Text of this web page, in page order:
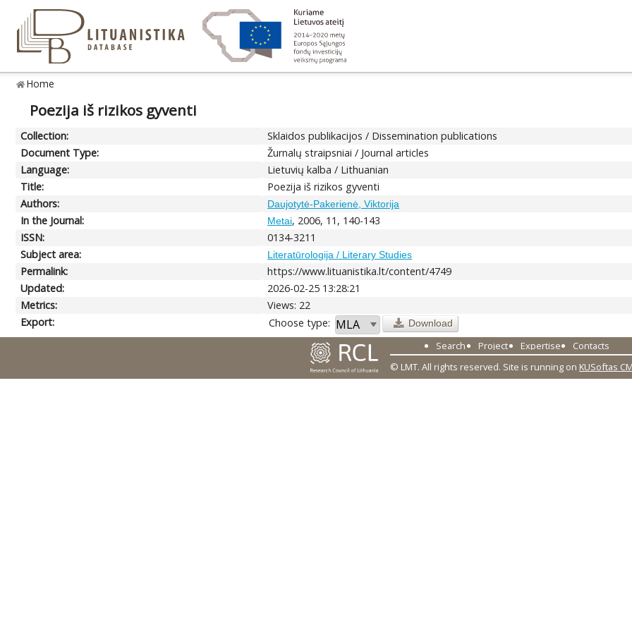
Home
Poezija iš rizikos gyventi
Collection:
Sklaidos publikacijos / Dissemination publications
Document Type:
Žurnalų straipsniai / Journal articles
Language:
Lietuvių kalba / Lithuanian
Title:
Poezija iš rizikos gyventi
Authors:
Daujotytė-Pakerienė, Viktorija
In the Journal: Metai, 2006, 11, 140-143
ISSN:
0134-3211
Subject area:
Literatūrologija / Literary Studies
Permalink:
https://www.lituanistika.lt/content/4749
Updated:
2026-02-25 13:28:21
Metrics:
Views: 22
Export:
Choose type: Download
Search Project Expertise
Contacts
© LMT. All rights reserved. Site is running on KUSoftas